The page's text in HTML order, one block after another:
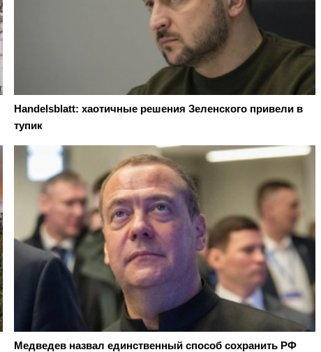
Handelsblatt: хаотичные решения Зеленского привели в
тупик
Медведев назвал единственный способ сохранить РФ